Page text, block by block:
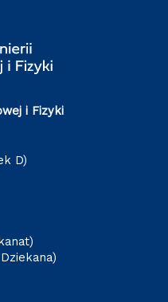
i Fizyki
D)